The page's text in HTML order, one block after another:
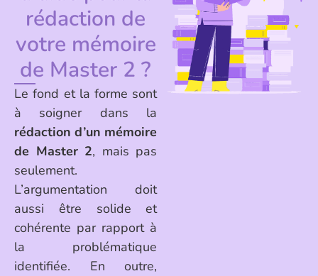
rédaction de
votre mémoire
de Master 2 ?
Le fond et la forme sont
à soigner dans la
rédaction d’un mémoire
de Master 2, mais pas
seulement.
L’argumentation doit
aussi être solide et
cohérente par rapport à
la problématique
identifiée. En outre,